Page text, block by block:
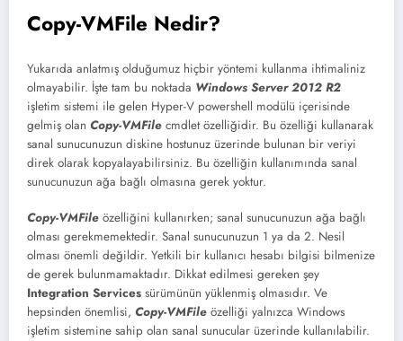
Copy-VMFile Nedir?
Yukarıda anlatmış olduğumuz hiçbir yöntemi kullanma ihtimaliniz
olmayabilir. İşte tam bu noktada Windows Server 2012 R2
işletim sistemi ile gelen Hyper-V powershell modülü içerisinde
gelmiş olan Copy-VMFile cmdlet özelliğidir. Bu özelliği kullanarak
sanal sunucunuzun diskine hostunuz üzerinde bulunan bir veriyi
direk olarak kopyalayabilirsiniz. Bu özelliğin kullanımında sanal
sunucunuzun ağa bağlı olmasına gerek yoktur.
Copy-VMFile özelliğini kullanırken; sanal sunucunuzun ağa bağlı
olması gerekmemektedir. Sanal sunucunuzun 1 ya da 2. Nesil
olması önemli değildir. Yetkili bir kullanıcı hesabı bilgisi bilmenize
de gerek bulunmamaktadır. Dikkat edilmesi gereken şey
Integration Services sürümünün yüklenmiş olmasıdır. Ve
hepsinden önemlisi, Copy-VMFile özelliği yalnızca Windows
işletim sistemine sahip olan sanal sunucular üzerinde kullanılabilir.